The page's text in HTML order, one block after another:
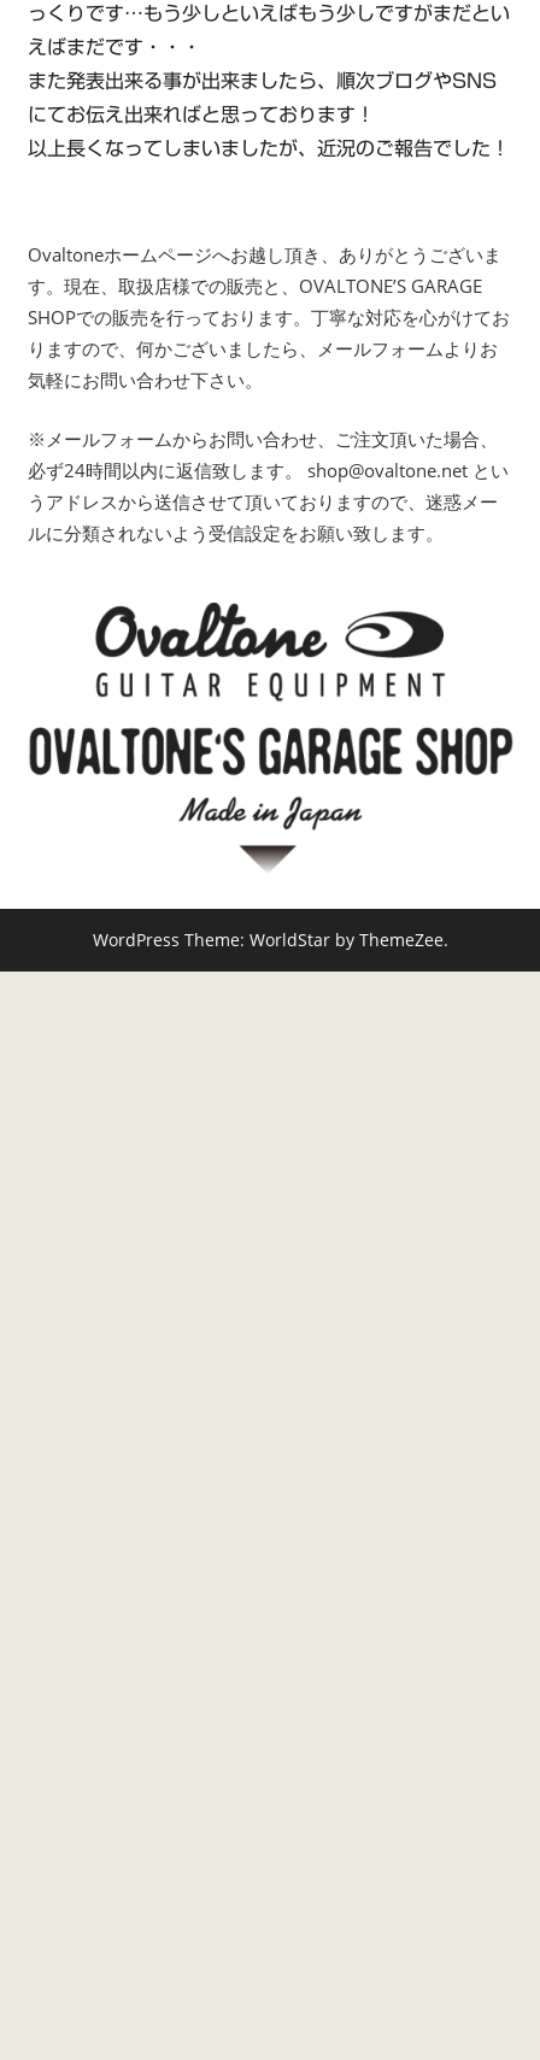
っくりです…もう少しといえばもう少しですがまだとい
えばまだです・・・
また発表出来る事が出来ましたら、順次ブログやSNS
にてお伝え出来ればと思っております！
以上長くなってしまいましたが、近況のご報告でした！
Ovaltoneホームページへお越し頂き、ありがとうございま
す。現在、取扱店様での販売と、OVALTONE’S GARAGE
SHOPでの販売を行っております。丁寧な対応を心がけてお
りますので、何かございましたら、メールフォームよりお
気軽にお問い合わせ下さい。
※メールフォームからお問い合わせ、ご注文頂いた場合、
必ず24時間以内に返信致します。 shop@ovaltone.net とい
うアドレスから送信させて頂いておりますので、迷惑メー
ルに分類されないよう受信設定をお願い致します。
WordPress Theme: WorldStar by ThemeZee.